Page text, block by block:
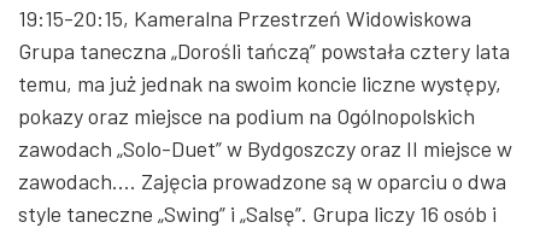
19:15-20:15, Kameralna Przestrzeń Widowiskowa
Grupa taneczna „Dorośli tańczą” powstała cztery lata
temu, ma już jednak na swoim koncie liczne występy,
pokazy oraz miejsce na podium na Ogólnopolskich
zawodach „Solo-Duet” w Bydgoszczy oraz II miejsce w
zawodach.... Zajęcia prowadzone są w oparciu o dwa
style taneczne „Swing” i „Salsę”. Grupa liczy 16 osób i